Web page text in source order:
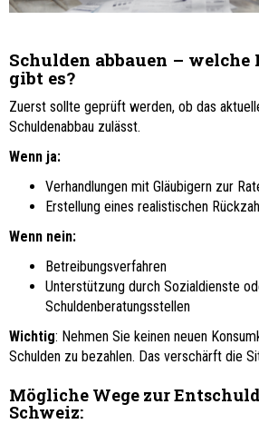
Schulden abbauen –
gibt es?
Zuerst sollte geprüft werden, ob das
Schuldenabbau zulässt.
Wenn ja:
Verhandlungen mit Gläubigern zur
Erstellung eines realistischen
Wenn nein:
Betreibungsverfahren
Unterstützung durch Sozialdienste
Schuldenberatungsstellen
Wichtig: Nehmen Sie keinen neuen
Schulden zu bezahlen. Das verschärft die
Mögliche Wege zur
Schweiz: